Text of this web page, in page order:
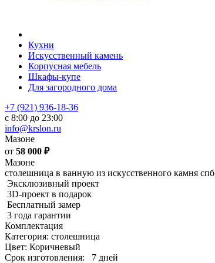
Кухни
Искусственный камень
Корпусная мебель
Шкафы-купе
Для загородного дома
+7 (921) 936-18-36
с 8:00 до 23:00
info@krslon.ru
Мазоне
от 58 000 ₽
Мазоне
столешница в ванную из искусственного камня спб
Эксклюзивный проект
3D-проект в подарок
Бесплатный замер
3 года гарантии
Комплектация
Категория: столешница
Цвет: Коричневый
Срок изготовления:
7 дней